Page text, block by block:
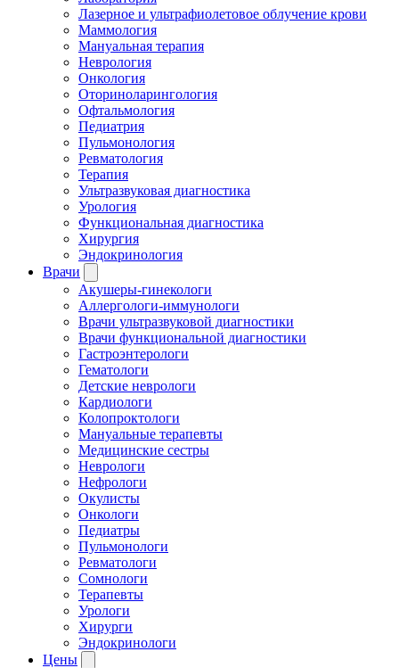
Лазерное и ультрафиолетовое облучение крови
Маммология
Мануальная терапия
Неврология
Онкология
Оториноларингология
Офтальмология
Педиатрия
Пульмонология
Ревматология
Терапия
Ультразвуковая диагностика
Урология
Функциональная диагностика
Хирургия
Эндокринология
Врачи
Акушеры-гинекологи
Аллергологи-иммунологи
Врачи ультразвуковой диагностики
Врачи функциональной диагностики
Гастроэнтерологи
Гематологи
Детские неврологи
Кардиологи
Колопроктологи
Мануальные терапевты
Медицинские сестры
Неврологи
Нефрологи
Окулисты
Онкологи
Педиатры
Пульмонологи
Ревматологи
Сомнологи
Терапевты
Урологи
Хирурги
Эндокринологи
Цены